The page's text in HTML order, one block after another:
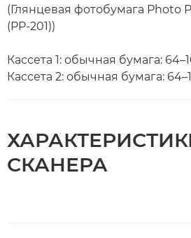
(Глянцевая фотобумага Photo
(PP-201))
Кассета 1: обычная бумага:
Кассета 2: обычная бумага:
СКАНЕРА